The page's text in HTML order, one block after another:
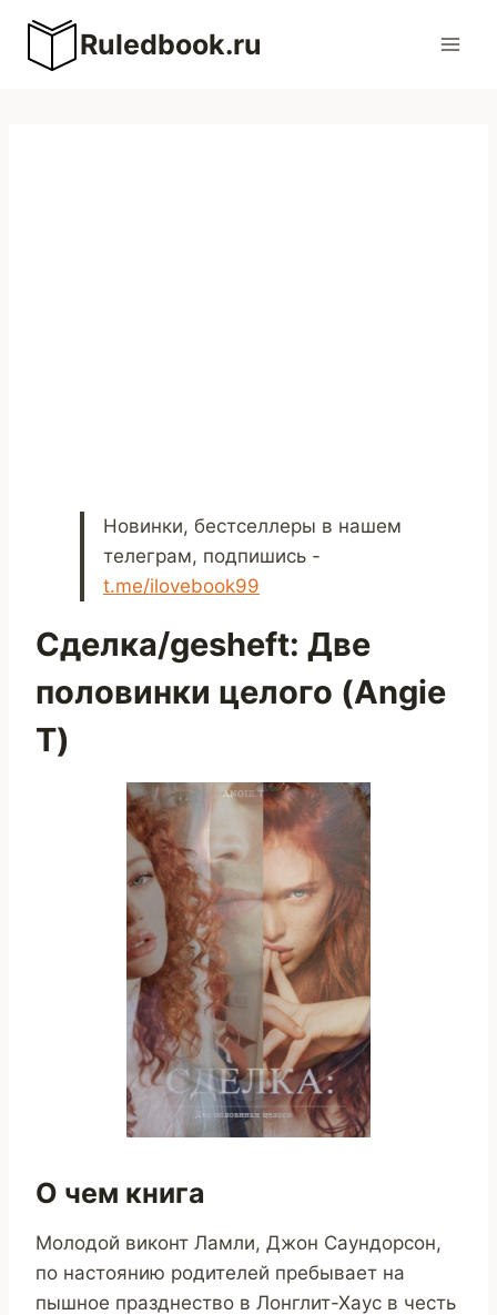
Перейти
содержимому
Ruledbook.ru
Новинки, бестселлеры в нашем
телеграм, подпишись -
t.me/ilovebook99
Сделка/gesheft: Две
половинки целого (Angie
T)
О чем книга
Молодой виконт Ламли, Джон Саундорсон,
по настоянию родителей пребывает на
пышное празднество в Лонглит-Хаус в честь